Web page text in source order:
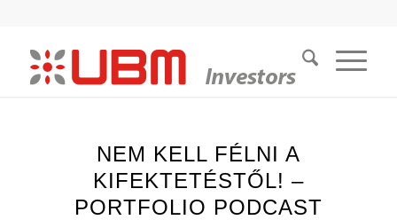
NEM KELL FÉLNI A
KIFEKTETÉSTŐL! –
PORTFOLIO PODCAST